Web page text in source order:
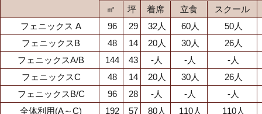
㎡
坪 着席 立食
スクール
フェニックス A
96 29 32人 60人
50人
フェニックスB
48 14 20人 30人
26人
フェニックスA/B
144 43 -人 -人
-人
フェニックスC
48 14 20人 30人
26人
フェニックスB/C
96 28 -人 -人
-人
全体利用(A～C)
192 57 80人 110人 110人